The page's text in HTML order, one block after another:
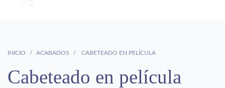
INICIO ACABADOS CABETEADO EN PELÍCULA
Cabeteado en película